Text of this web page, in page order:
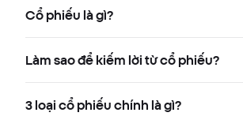
Cổ phiếu là gì?
Làm sao để kiếm lời từ cổ phiếu?
3 loại cổ phiếu chính là gì?